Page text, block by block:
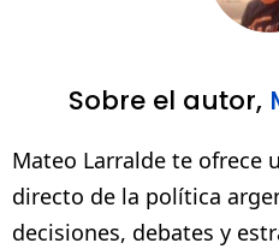
Sobre el autor,
Mateo Larralde te ofrece
directo de la política
decisiones, debates y